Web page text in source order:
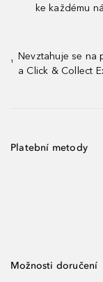
ke každému
¹
Nevztahuje se na
a Click & Collect
Platební metody
Možnosti doručení